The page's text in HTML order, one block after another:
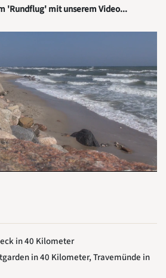
'Rundflug' mit unserem Video...
in 40 Kilometer
in 40 Kilometer, Travemünde in